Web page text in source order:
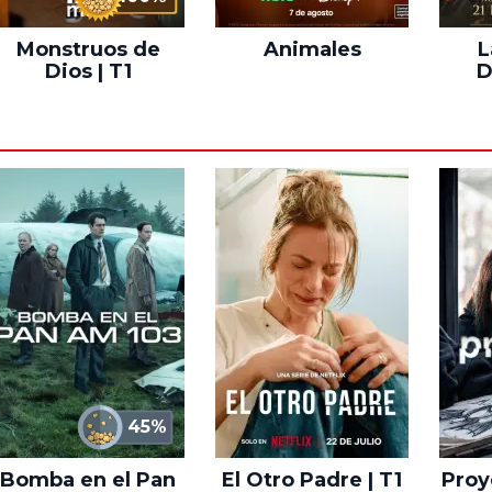
Monstruos de
Dios | T1
Animales
45%
Bomba en el Pan
El Otro Padre | T1